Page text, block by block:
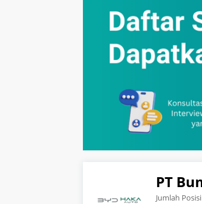
PT
Jumlah